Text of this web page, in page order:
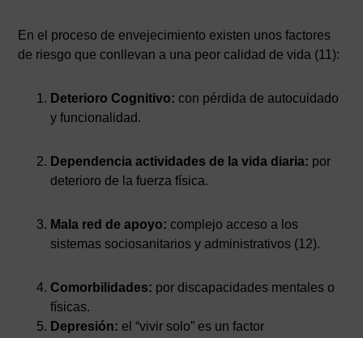
En el proceso de envejecimiento existen unos factores
de riesgo que conllevan a una peor calidad de vida (11):
Deterioro Cognitivo: con pérdida de autocuidado
y funcionalidad.
Dependencia actividades de la vida diaria: por
deterioro de la fuerza física.
Mala red de apoyo: complejo acceso a los
sistemas sociosanitarios y administrativos (12).
Comorbilidades: por discapacidades mentales o
físicas.
Depresión: el “vivir solo” es un factor